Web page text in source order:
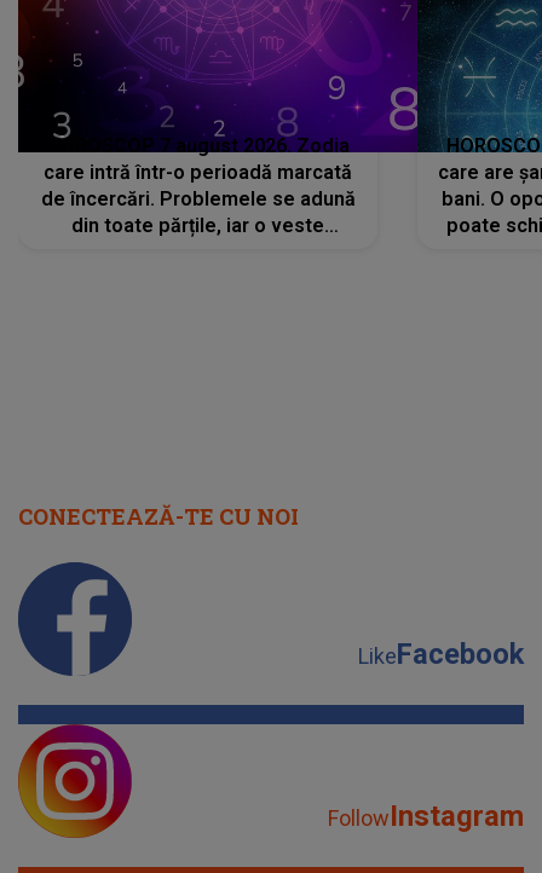
HOROSCOP 7 august 2026. Zodia
care intră într-o perioadă marcată
de încercări. Problemele se adună
din toate părțile, iar o veste
care are
bani. O
poate
CONECTEAZĂ-TE CU NOI
LikeFacebook
FollowInstagram